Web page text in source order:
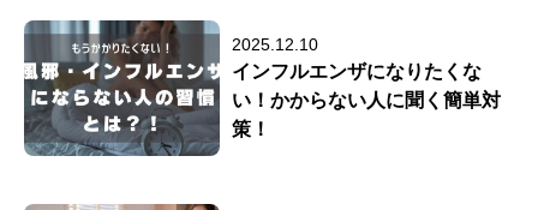
2025.12.10
インフルエンザになりたくな
い！かからない人に聞く簡単対
策！